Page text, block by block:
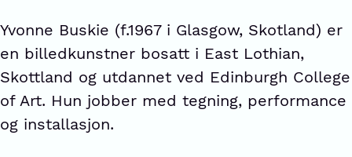
Yvonne Buskie (f.1967 i Glasgow, Skotland) er
en billedkunstner bosatt i East Lothian,
Skottland og utdannet ved Edinburgh College
of Art. Hun jobber med tegning, performance
og installasjon.